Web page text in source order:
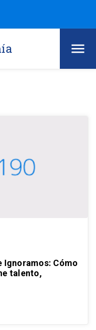
Ignoramos: Cómo
talento,